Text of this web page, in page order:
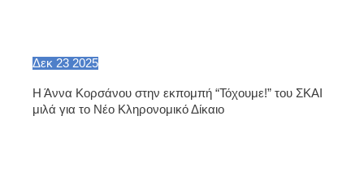
Δεκ 23 2025
Η Άννα Κορσάνου στην εκπομπή “Τόχουμε!” του ΣΚΑΙ
μιλά για το Νέο Κληρονομικό Δίκαιο